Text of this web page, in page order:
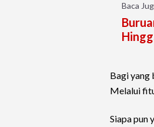
Baca
Bagi yang
Melalui
Siapa pun